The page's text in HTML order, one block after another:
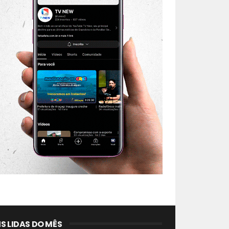
LIDAS DO MÊS